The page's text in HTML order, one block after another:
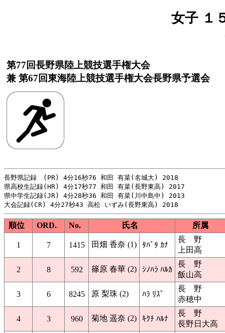
女子 １
第77回長野県陸上競技選手権大会
兼 第67回東海陸上競技選手権大会長野県予選会
長野県記録　(PR) 4分16秒76 和田 有菜(名城大) 2018
県高校生記録(HR) 4分17秒77 和田 有菜(長野東高) 2017
県中学生記録(JR) 4分28秒36 和田 有菜(川中島中) 2013
順位 ORD. No. 氏名 所属
1 7 1415 田畑 香奈 (1) ﾀﾊﾞﾀ ｶﾅ
長 野
上田高
2 8 592 篠原 春華 (2) ｼﾉﾊﾗ ﾊﾙｶ
長 野
飯山高
3 6 8245 原 梨珠 (2) ﾊﾗ ﾘｽﾞ
長 野
赤穂中
4 3 960 菊地 遥奈 (2) ｷｸﾁ ﾊﾙﾅ
長 野
長野日大高